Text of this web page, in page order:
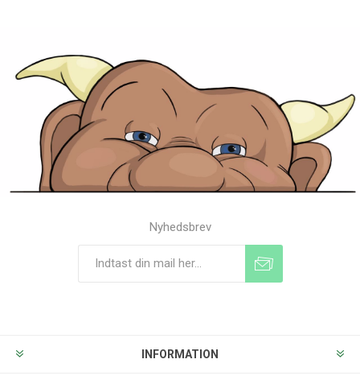
Nyhedsbrev
INFORMATION